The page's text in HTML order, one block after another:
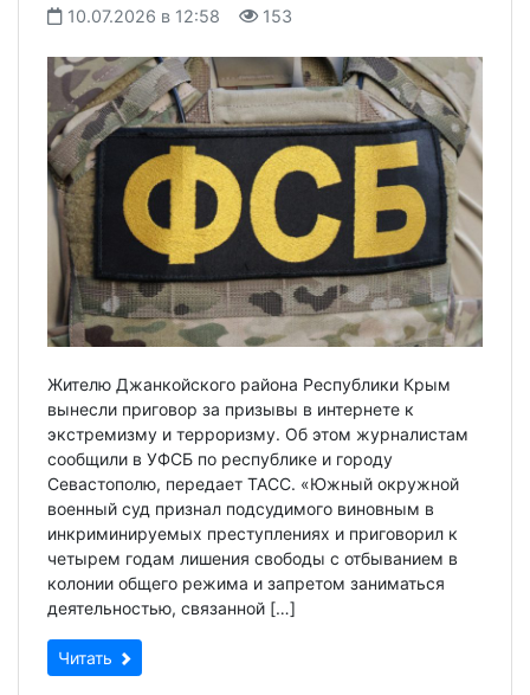
10.07.2026 в 12:58 153
Жителю Джанкойского района Республики Крым
вынесли приговор за призывы в интернете к
экстремизму и терроризму. Об этом журналистам
сообщили в УФСБ по республике и городу
Севастополю, передает ТАСС. «Южный окружной
военный суд признал подсудимого виновным в
инкриминируемых преступлениях и приговорил к
четырем годам лишения свободы с отбыванием в
колонии общего режима и запретом заниматься
деятельностью, связанной […]
Читать